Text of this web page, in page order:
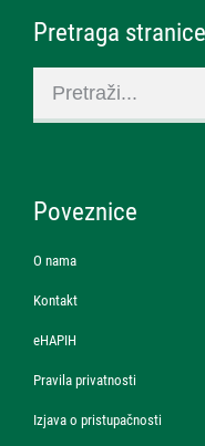
Pretraga stranice
Poveznice
O nama
Kontakt
eHAPIH
Pravila privatnosti
Izjava o pristupačnosti